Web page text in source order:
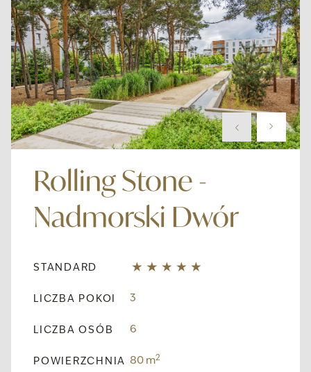
Rolling Stone -
Nadmorski Dwór
STANDARD
LICZBA POKOI 3
LICZBA OSÓB 6
POWIERZCHNIA 80 m2